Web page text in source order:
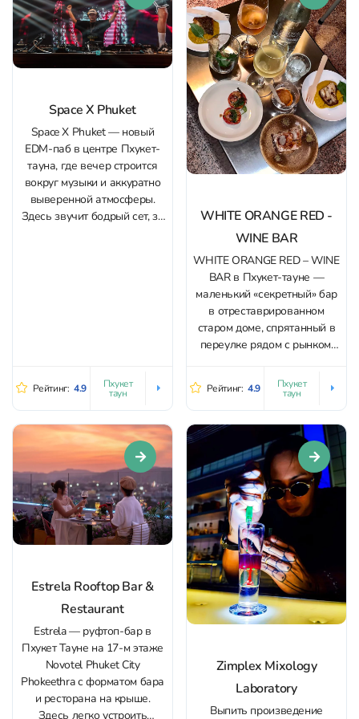
прохладный кондиционер.
Главная фишка формата —
живая...
в прохладную погоду.
Главная особенность —...
Space X Phuket
Space X Phuket — новый
EDM‑паб в центре Пхукет-
тауна, где вечер строится
вокруг музыки и аккуратно
выверенной атмосферы.
Здесь звучит бодрый сет, за
выглядит ухоженно:
чистый...
Рейтинг: 4.9 Пхукет
таун
WHITE ORANGE RED -
WINE BAR
WHITE ORANGE RED – WINE
BAR в Пхукет-тауне —
маленький «секретный» бар
в отреставрированном
старом доме, спрятанный в
переулке рядом с рынком.
тёплый свет, лофай/чилл-
музыка, уютные кресла и
ощущение, будто вы пришли
в гости к друзьям: хозяева
(пара, которая ведёт место
сама) встречают очень
тепло, рассказывают про...
Рейтинг: 4.9 Пхукет
таун
Estrela Rooftop Bar &
Restaurant
Estrela — руфтоп-бар в
Пхукет Тауне на 17-м этаже
Novotel Phuket City
Phokeethra с форматом бара
и ресторана на крыше.
Здесь легко устроить
Zimplex Mixology
Laboratory
Выпить произведение